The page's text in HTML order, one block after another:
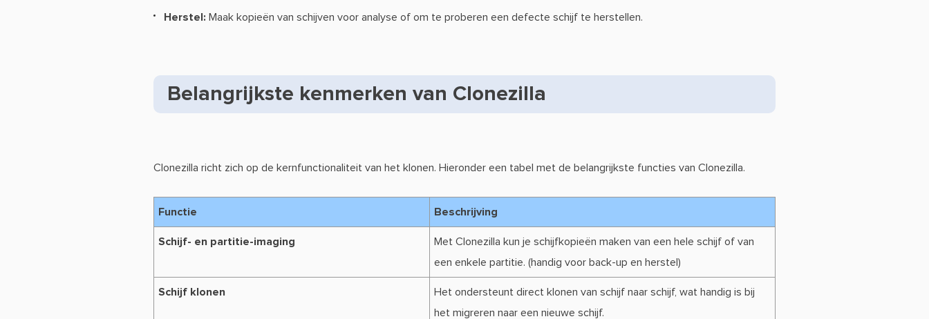
Herstel: Maak kopieën van schijven voor analyse of om te proberen een defecte schijf te herstellen.
Belangrijkste kenmerken van Clonezilla
Clonezilla richt zich op de kernfunctionaliteit van het klonen. Hieronder een tabel met de belangrijkste functies van Clonezilla.
Functie Beschrijving
Schijf- en partitie-imaging
Met Clonezilla kun je schijfkopieën maken van een hele schijf of van
een enkele partitie. (handig voor back-up en herstel)
Schijf klonen
Het ondersteunt direct klonen van schijf naar schijf, wat handig is bij
het migreren naar een nieuwe schijf.